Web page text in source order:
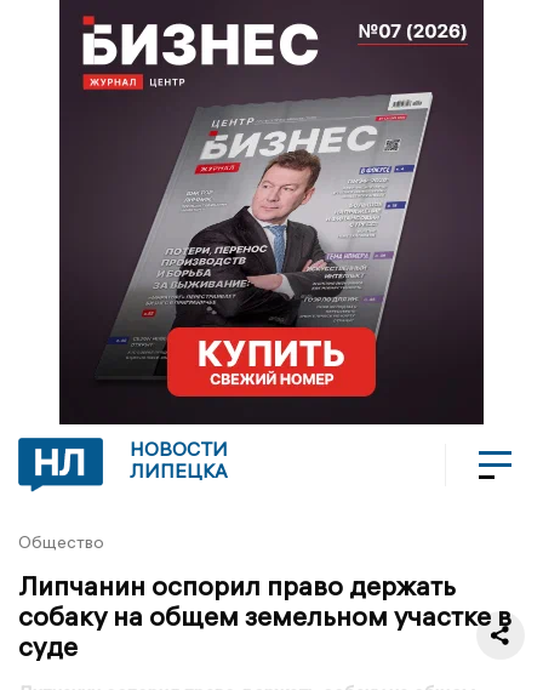
НОВОСТИ
ЛИПЕЦКА
Общество
Липчанин оспорил право держать
собаку на общем земельном участке в
суде